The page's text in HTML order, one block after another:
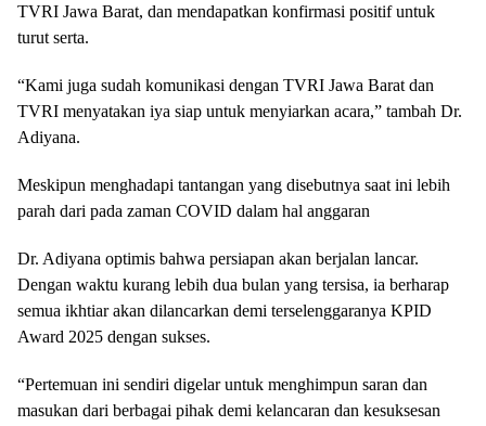
TVRI Jawa Barat, dan mendapatkan konfirmasi positif untuk
turut serta.
“Kami juga sudah komunikasi dengan TVRI Jawa Barat dan
TVRI menyatakan iya siap untuk menyiarkan acara,” tambah Dr.
Adiyana.
Meskipun menghadapi tantangan yang disebutnya saat ini lebih
parah dari pada zaman COVID dalam hal anggaran
Dr. Adiyana optimis bahwa persiapan akan berjalan lancar.
Dengan waktu kurang lebih dua bulan yang tersisa, ia berharap
semua ikhtiar akan dilancarkan demi terselenggaranya KPID
Award 2025 dengan sukses.
“Pertemuan ini sendiri digelar untuk menghimpun saran dan
masukan dari berbagai pihak demi kelancaran dan kesuksesan